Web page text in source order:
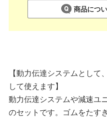
商品につ
【動力伝達システムとして
して使えます】
動力伝達システムや減速ユ
のセットです。ゴムをたす